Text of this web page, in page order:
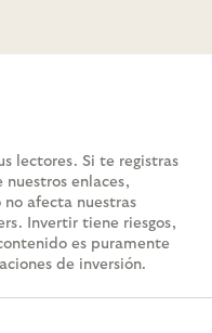
lectores. Si te registras
enlaces,
no afecta nuestras
Invertir tiene riesgos,
es puramente
de inversión.